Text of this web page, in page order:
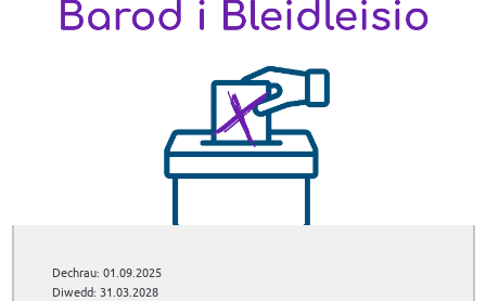
Dechrau: 01.09.2025
Diwedd: 31.03.2028